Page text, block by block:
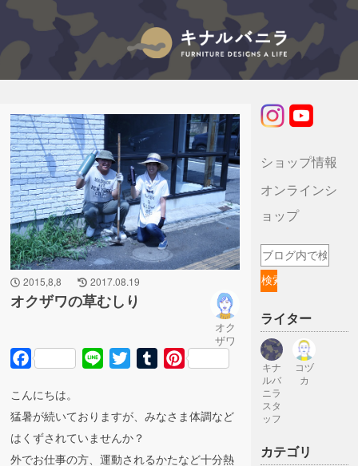
2015,8,8 2017.08.19
オクザワの草むしり
オク
ザワ
Facebook Line TwitterTumblrPinterest
こんにちは。
猛暑が続いておりますが、みなさま体調など
はくずされていませんか？
外でお仕事の方、運動されるかたなど十分熱
ショップ情報
オンラインシ
ョップ
ライター
キナ
ルバ
ニラ
スタ
ッフ
コヅ
カ
カテゴリ